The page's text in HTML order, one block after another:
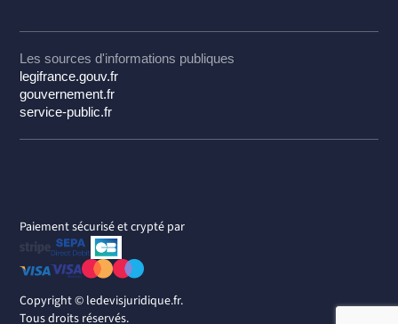
Les sources d'informations publiques
legifrance.gouv.fr
gouvernement.fr
service-public.fr
Paiement sécurisé et crypté par
Copyright © ledevisjuridique.fr.
Tous droits réservés.